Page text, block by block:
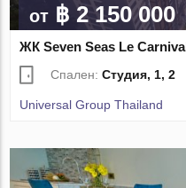
от ฿ 2 150 000
ЖК Seven Seas Le
Спален:Студия, 1, 2
Universal Group Thailand